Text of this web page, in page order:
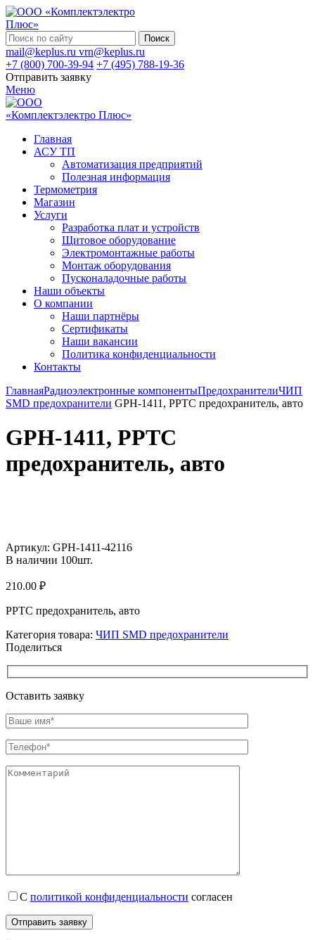
Поиск
mail@keplus.ru vrn@keplus.ru
+7 (800) 700-39-94 +7 (495) 788-19-36
Отправить заявку
Меню
Главная
АСУ ТП
Автоматизация предприятий
Полезная информация
Термометрия
Магазин
Услуги
Разработка плат и устройств
Щитовое оборудование
Электромонтажные работы
Монтаж оборудования
Пусконаладочные работы
Наши объекты
О компании
Наши партнёры
Сертификаты
Наши вакансии
Политика конфиденциальности
Контакты
ГлавнаяРадиоэлектронные компонентыПредохранителиЧИП
SMD предохранители GPH-1411, PPTC предохранитель, авто
GPH-1411, PPTC
предохранитель, авто
Артикул: GPH-1411-42116
В наличии 100шт.
210.00 ₽
PPTC предохранитель, авто
Категория товара: ЧИП SMD предохранители
Поделиться
Оставить заявку
С политикой конфиденциальности согласен